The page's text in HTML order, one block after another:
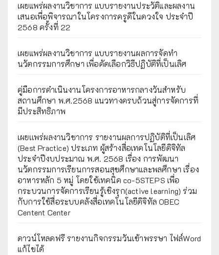
เผยแพร่ผลงานวิชาการ แบบรายงานประวัติและผลงาน
เสนอเพื่อพิจารณาในโครงการครูดีในดวงใจ ประจำปี
2568 ครั้งที่ 22
เผยแพร่ผลงานวิชาการ แบบรายงานผลการจัดทำ
นวัตกรรมการศึกษา เพื่อคัดเลือกวิธีปฏิบัติที่เป็นเลิศ
คู่มือการดำเนินงานโครงการอาหารกลางวันสำหรับ
สถานศึกษา พ.ศ.2568 แนวทางครบถ้วนสู่การจัดการที่
มีประสิทธิภาพ
เผยเเพร่ผลงานวิชาการ รายงานผลการปฏิบัติที่เป็นเลิศ
(Best Practice) ประเภท ผู้สร้างสื่อเทคโนโลยีดิจิทัล
ประจำปีงบประมาณ พ.ศ. 2568 เรื่อง การพัฒนา
นวัตกรรมการเรียนการสอนสุขศึกษาและพลศึกษา เรื่อง
อาหารหลัก 5 หมู่ โดยใช้เทคนิค co-5STEPS เพื่อ
กระบวนการจัดการเรียนรู้เชิงรุก(active learning) ร่วม
กับการใช้สื่อระบบคลังสื่อเทคโนโลยีดิจิทัล OBEC
Centent Center
ดาวน์โหลดฟรี รายงานกิจกรรมวันเข้าพรรษา ไฟล์Word
แก้ไขได้